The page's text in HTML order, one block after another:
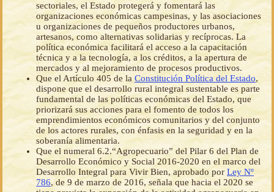
sectoriales, el Estado protegerá y fomentará las
organizaciones económicas campesinas, y las asociaciones
u organizaciones de pequeños productores urbanos,
artesanos, como alternativas solidarias y recíprocas. La
política económica facilitará el acceso a la capacitación
técnica y a la tecnología, a los créditos, a la apertura de
mercados y al mejoramiento de procesos productivos.
Que el Artículo 405 de la Constitución Política del Estado,
dispone que el desarrollo rural integral sustentable es parte
fundamental de las políticas económicas del Estado, que
priorizará sus acciones para el fomento de todos los
emprendimientos económicos comunitarios y del conjunto
de los actores rurales, con énfasis en la seguridad y en la
soberanía alimentaria.
Que el numeral 6.2.“Agropecuario” del Pilar 6 del Plan de
Desarrollo Económico y Social 2016-2020 en el marco del
Desarrollo Integral para Vivir Bien, aprobado por Ley Nº
786, de 9 de marzo de 2016, señala que hacia el 2020 se